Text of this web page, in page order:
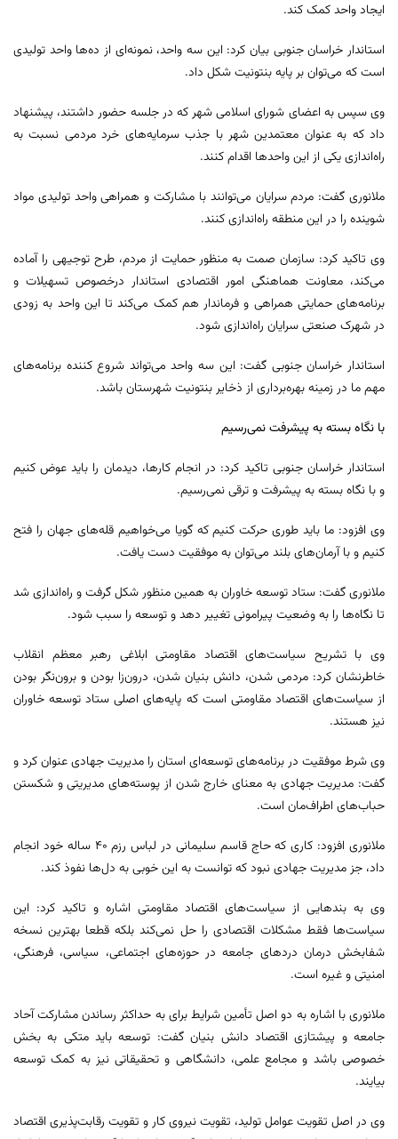
ایجاد واحد کمک کند.
استاندار خراسان جنوبی بیان کرد: این سه واحد، نمونه‌ای از ده‌ها واحد تولیدی
است که می‌توان بر پایه بنتونیت شکل داد.
وی سپس به اعضای شورای اسلامی شهر که در جلسه حضور داشتند، پیشنهاد
داد که به عنوان معتمدین شهر با جذب سرمایه‌های خرد مردمی نسبت به
راه‌اندازی یکی از این واحدها اقدام کنند.
ملانوری گفت: مردم سرایان می‌توانند با مشارکت و همراهی واحد تولیدی مواد
شوینده را در این منطقه راه‌اندازی کنند.
وی تاکید کرد: سازمان صمت به منظور حمایت از مردم، طرح توجیهی را آماده
می‌کند، معاونت هماهنگی امور اقتصادی استاندار درخصوص تسهیلات و
برنامه‌های حمایتی همراهی و فرماندار هم کمک می‌کند تا این واحد به زودی
در شهرک صنعتی سرایان راه‌اندازی شود.
استاندار خراسان جنوبی گفت: این سه واحد می‌تواند شروع کننده برنامه‌های
مهم ما در زمینه بهره‌برداری از ذخایر بنتونیت شهرستان باشد.
با نگاه بسته به پیشرفت نمی‌رسیم
استاندار خراسان جنوبی تاکید کرد: در انجام کارها، دیدمان را باید عوض کنیم
و با نگاه بسته به پیشرفت و ترقی نمی‌رسیم.
وی افزود: ما باید طوری حرکت کنیم که گویا می‌خواهیم قله‌های جهان را فتح
کنیم و با آرمان‌های بلند می‌توان به موفقیت دست یافت.
ملانوری گفت: ستاد توسعه خاوران به همین منظور شکل گرفت و راه‌اندازی شد
تا نگاه‌ها را به وضعیت پیرامونی تغییر دهد و توسعه را سبب شود.
وی با تشریح سیاست‌های اقتصاد مقاومتی ابلاغی رهبر معظم انقلاب
خاطرنشان کرد: مردمی شدن، دانش بنیان شدن، درون‌زا بودن و برون‌نگر بودن
از سیاست‌های اقتصاد مقاومتی است که پایه‌های اصلی ستاد توسعه خاوران
نیز هستند.
وی شرط موفقیت در برنامه‌های توسعه‌ای استان را مدیریت جهادی عنوان کرد و
گفت: مدیریت جهادی به معنای خارج شدن از پوسته‌های مدیریتی و شکستن
حباب‌های اطراف‌مان است.
ملانوری افزود: کاری که حاج قاسم سلیمانی در لباس رزم ۴۰ ساله خود انجام
داد، جز مدیریت جهادی نبود که توانست به این خوبی به دل‌ها نفوذ کند.
وی به بندهایی از سیاست‌های اقتصاد مقاومتی اشاره و تاکید کرد: این
سیاست‌ها فقط مشکلات اقتصادی را حل نمی‌کند بلکه قطعا بهترین نسخه
شفابخش درمان دردهای جامعه در حوزه‌های اجتماعی، سیاسی، فرهنگی،
امنیتی و غیره است.
ملانوری با اشاره به دو اصل تأمین شرایط برای به حداکثر رساندن مشارکت آحاد
جامعه و پیشتازی اقتصاد دانش بنیان گفت: توسعه باید متکی به بخش
خصوصی باشد و مجامع علمی، دانشگاهی و تحقیقاتی نیز به کمک توسعه
بیایند.
وی در اصل تقویت عوامل تولید، تقویت نیروی کار و تقویت رقابت‌پذیری اقتصاد